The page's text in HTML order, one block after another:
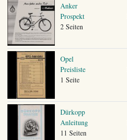
Anker
Prospekt
2 Seiten
Opel
Preisliste
1 Seite
Dürkopp
Anleitung
11 Seiten